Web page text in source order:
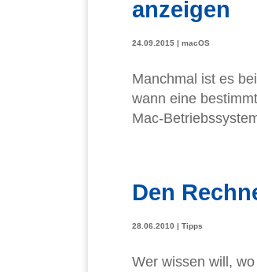
anzeigen
24.09.2015 | macOS
Manchmal ist es
wann eine
Mac-
Den
28.06.2010 | Tipps
Wer wissen will,